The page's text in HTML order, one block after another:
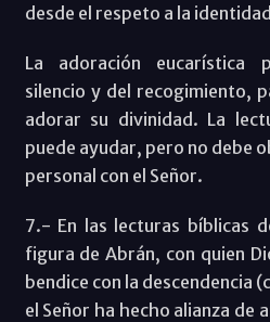
desde el respeto a la
La adoración eucarística
silencio y del recogimiento,
adorar su divinidad. La
puede ayudar, pero no debe
personal con el Señor.
7.- En las lecturas bíblicas
figura de Abrán, con quien
bendice con la descendencia
el Señor ha hecho alianza de